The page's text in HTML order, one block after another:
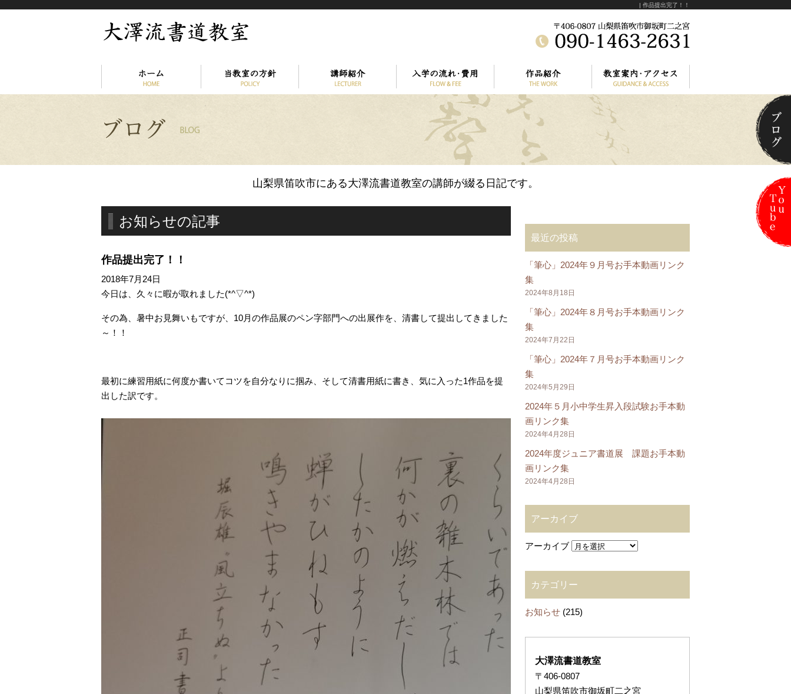
| 作品提出完了！！
山梨県笛吹市にある大澤流書道教室の講師が綴る日記です。
お知らせの記事
作品提出完了！！
2018年7月24日
今日は、久々に暇が取れました(*^▽^*)
その為、暑中お見舞いもですが、10月の作品展のペン字部門への出展作を、清書して提出してきました
～！！
最初に練習用紙に何度か書いてコツを自分なりに掴み、そして清書用紙に書き、気に入った1作品を提
出した訳です。
最近の投稿
「筆心」2024年９月号お手本動画リンク
集
2024年8月18日
「筆心」2024年８月号お手本動画リンク
集
2024年7月22日
「筆心」2024年７月号お手本動画リンク
集
2024年5月29日
2024年５月小中学生昇入段試験お手本動
画リンク集
2024年4月28日
2024年度ジュニア書道展 課題お手本動
画リンク集
2024年4月28日
アーカイブ
アーカイブ
カテゴリー
お知らせ (215)
大澤流書道教室
〒406-0807
山梨県笛吹市御坂町二之宮